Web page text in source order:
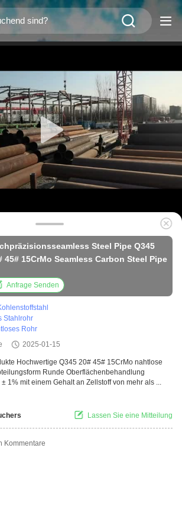
Steel Pipe Q345
45# 15CrMo Seamless Carbon Steel Pipe
Anfrage Senden
Stahlrohr
Rohr
2025-01-15
Hochwertige Q345 20# 45# 15CrMo nahtlose
Runde Oberflächenbehandlung
1% mit einem Gehalt an Zellstoff von mehr als ...
Lassen Sie eine Mitteilung
Kommentare